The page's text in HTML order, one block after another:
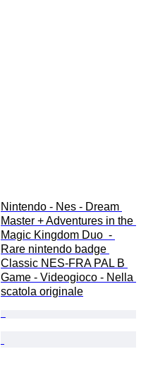
Nintendo - Nes - Dream
Master + Adventures in the
Magic Kingdom Duo  -
Rare nintendo badge
Classic NES-FRA PAL B
Game - Videogioco - Nella
scatola originale